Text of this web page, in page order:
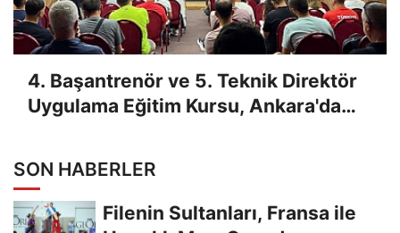
4. Başantrenör ve 5. Teknik Direktör
Uygulama Eğitim Kursu, Ankara'da
SON HABERLER
Filenin Sultanları, Fransa ile